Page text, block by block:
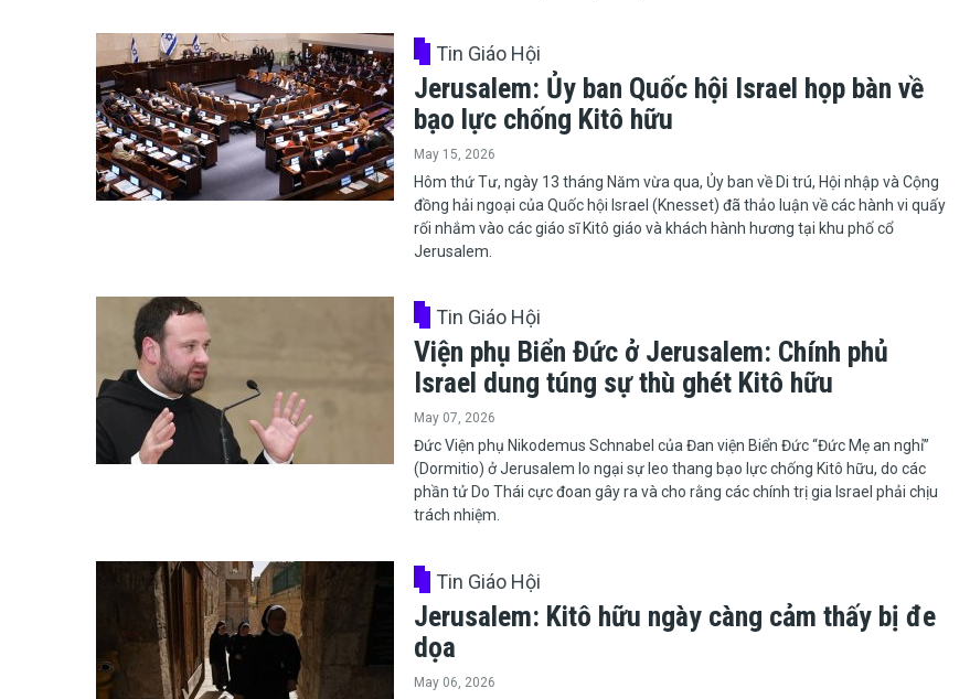
Tin Giáo Hội
Jerusalem: Ủy ban Quốc hội Israel họp bàn về
bạo lực chống Kitô hữu
May 15, 2026
​​​​​​​Hôm thứ Tư, ngày 13 tháng Năm vừa qua, Ủy ban về Di trú, Hội nhập và Cộng
đồng hải ngoại của Quốc hội Israel (Knesset) đã thảo luận về các hành vi quấy
rối nhắm vào các giáo sĩ Kitô giáo và khách hành hương tại khu phố cổ
Jerusalem.
Tin Giáo Hội
Viện phụ Biển Đức ở Jerusalem: Chính phủ
Israel dung túng sự thù ghét Kitô hữu
May 07, 2026
Đức Viện phụ Nikodemus Schnabel của Đan viện Biển Đức “Đức Mẹ an nghỉ”
(Dormitio) ở Jerusalem lo ngại sự leo thang bạo lực chống Kitô hữu, do các
phần tử Do Thái cực đoan gây ra và cho rằng các chính trị gia Israel phải chịu
trách nhiệm.
Tin Giáo Hội
Jerusalem: Kitô hữu ngày càng cảm thấy bị đe
dọa
May 06, 2026